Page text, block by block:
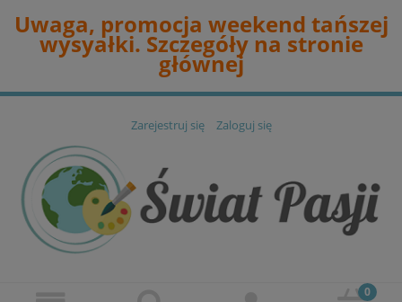
Uwaga, promocja weekend tańszej
wysyałki. Szczegóły na stronie
głównej
Zarejestruj się Zaloguj się